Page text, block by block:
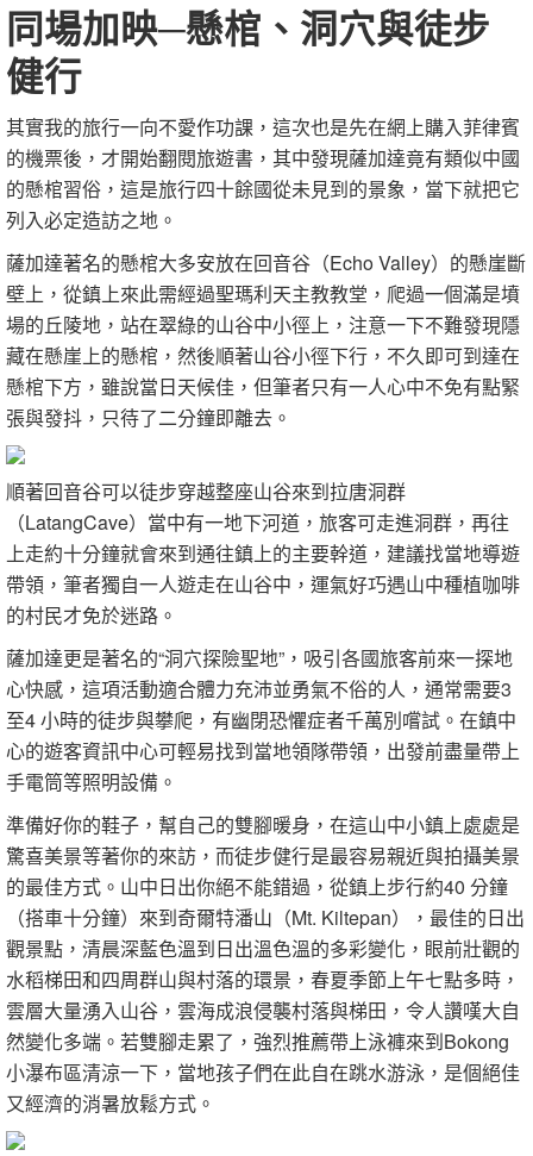
同場加映─懸棺、洞穴與徒步
健行
其實我的旅行一向不愛作功課，這次也是先在網上購入菲律賓
的機票後，才開始翻閱旅遊書，其中發現薩加達竟有類似中國
的懸棺習俗，這是旅行四十餘國從未見到的景象，當下就把它
列入必定造訪之地。
薩加達著名的懸棺大多安放在回音谷（Echo Valley）的懸崖斷
壁上，從鎮上來此需經過聖瑪利天主教教堂，爬過一個滿是墳
場的丘陵地，站在翠綠的山谷中小徑上，注意一下不難發現隱
藏在懸崖上的懸棺，然後順著山谷小徑下行，不久即可到達在
懸棺下方，雖說當日天候佳，但筆者只有一人心中不免有點緊
張與發抖，只待了二分鐘即離去。
順著回音谷可以徒步穿越整座山谷來到拉唐洞群
（LatangCave）當中有一地下河道，旅客可走進洞群，再往
上走約十分鐘就會來到通往鎮上的主要幹道，建議找當地導遊
帶領，筆者獨自一人遊走在山谷中，運氣好巧遇山中種植咖啡
的村民才免於迷路。
薩加達更是著名的“洞穴探險聖地”，吸引各國旅客前來一探地
心快感，這項活動適合體力充沛並勇氣不俗的人，通常需要3
至4 小時的徒步與攀爬，有幽閉恐懼症者千萬別嚐試。在鎮中
心的遊客資訊中心可輕易找到當地領隊帶領，出發前盡量帶上
手電筒等照明設備。
準備好你的鞋子，幫自己的雙腳暖身，在這山中小鎮上處處是
驚喜美景等著你的來訪，而徒步健行是最容易親近與拍攝美景
的最佳方式。山中日出你絕不能錯過，從鎮上步行約40 分鐘
（搭車十分鐘）來到奇爾特潘山（Mt. Kiltepan），最佳的日出
觀景點，清晨深藍色溫到日出溫色溫的多彩變化，眼前壯觀的
水稻梯田和四周群山與村落的環景，春夏季節上午七點多時，
雲層大量湧入山谷，雲海成浪侵襲村落與梯田，令人讚嘆大自
然變化多端。若雙腳走累了，強烈推薦帶上泳褲來到Bokong
小瀑布區清涼一下，當地孩子們在此自在跳水游泳，是個絕佳
又經濟的消暑放鬆方式。